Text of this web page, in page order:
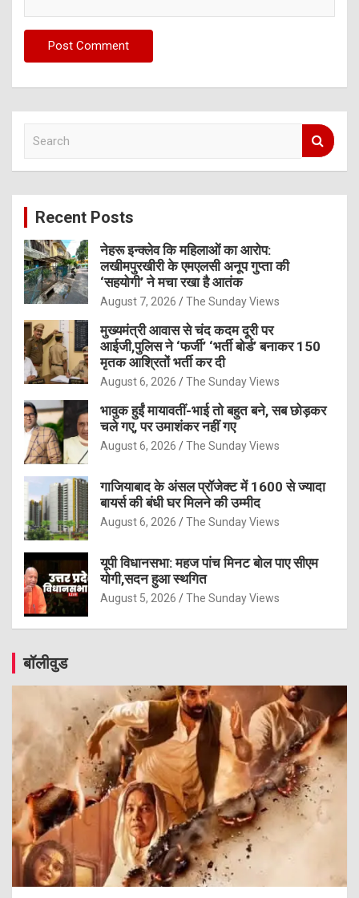
c
Recent Posts
नेहरू इन्क्लेव कि महिलाओं का आरोप:
लखीमपुरखीरी के एमएलसी अनूप गुप्ता की
‘सहयोगी’ ने मचा रखा है आतंक
August 7, 2026 The Sunday Views
मुख्यमंत्री आवास से चंद कदम दूरी पर
आईजी,पुलिस ने ‘फर्जी’ ‘भर्ती बोर्ड’ बनाकर 150
मृतक आश्रितों भर्ती कर दी
August 6, 2026 The Sunday Views
भावुक हुईं मायावतीं-भाई तो बहुत बने, सब छोड़कर
चले गए, पर उमाशंकर नहीं गए
August 6, 2026 The Sunday Views
गाजियाबाद के अंसल प्रॉजेक्ट में 1600 से ज्यादा
बायर्स की बंधी घर मिलने की उम्मीद
August 6, 2026 The Sunday Views
यूपी विधानसभा: महज पांच मिनट बोल पाए सीएम
योगी,सदन हुआ स्थगित
August 5, 2026 The Sunday Views
बॉलीवुड